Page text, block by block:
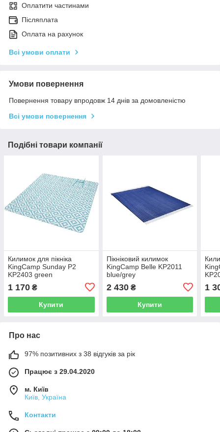
Оплатити частинами
Післяплата
Оплата на рахунок
Всі умови оплати
Умови повернення
Повернення товару впродовж 14 днів за домовленістю
Всі умови повернення
Подібні товари компанії
Килимок для пікніка
KingCamp Sunday P2
KP2403 green
1 170 ₴
Купити
Пікніковий килимок
KingCamp Belle KP2011
blue/grey
2 430₴
Купити
1
Про нас
97% позитивних з 38 відгуків за рік
Працює з 29.04.2020
м. Київ
Київ, Україна
Контакти